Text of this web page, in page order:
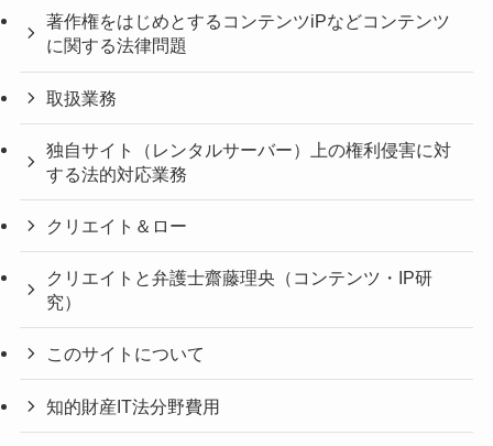
著作権をはじめとするコンテンツiPなどコンテンツ
に関する法律問題
取扱業務
独自サイト（レンタルサーバー）上の権利侵害に対
する法的対応業務
クリエイト＆ロー
クリエイトと弁護士齋藤理央（コンテンツ・IP研
究）
このサイトについて
知的財産IT法分野費用